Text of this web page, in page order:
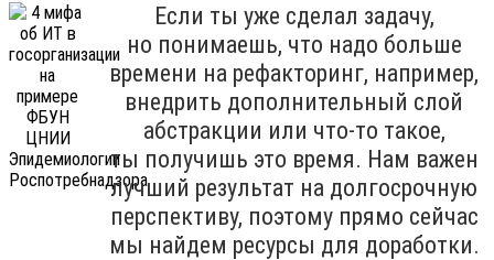
Если ты уже сделал задачу,
но понимаешь, что надо больше
времени на рефакторинг, например,
внедрить дополнительный слой
абстракции или что-то такое,
ты получишь это время. Нам важен
лучший результат на долгосрочную
перспективу, поэтому прямо сейчас
мы найдем ресурсы для доработки.